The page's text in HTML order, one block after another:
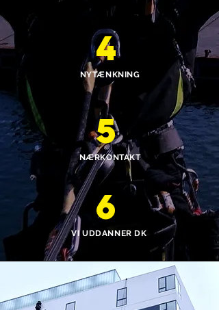
4
NYTÆNKNING
5
NÆRKONTAKT
6
VI UDDANNER DK